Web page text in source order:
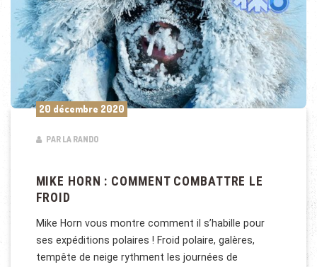
20 décembre 2020
PAR LA RANDO
MIKE HORN : COMMENT COMBATTRE LE
FROID
Mike Horn vous montre comment il s’habille pour
ses expéditions polaires ! Froid polaire, galères,
tempête de neige rythment les journées de